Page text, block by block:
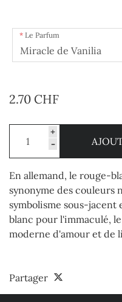
Le Parfum
2.70 CHF
+
-
En allemand, le rouge-
synonyme des couleurs
symbolisme sous-jacent
blanc pour l'immaculé,
moderne d'amour et de
Partager